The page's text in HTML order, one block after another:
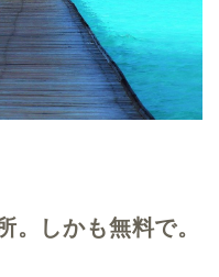
。しかも無料で。